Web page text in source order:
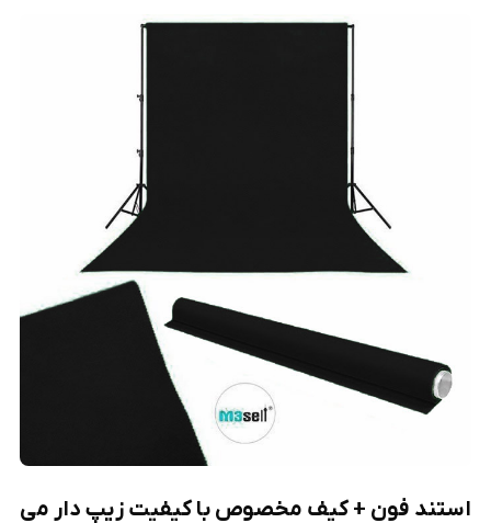
استند فون + کیف مخصوص با کیفیت زیپ دار می